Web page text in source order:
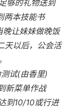
够的礼物送到
两本技能书
让妹妹做晚饭
天以后，公会活
试(由香里)
新菜单作战
到10/10或行进